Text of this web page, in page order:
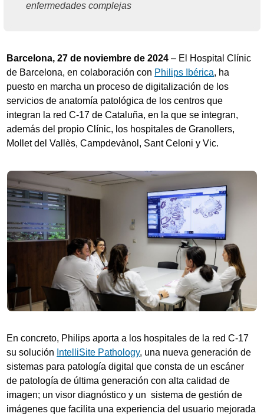
enfermedades complejas
Barcelona, 27 de noviembre de 2024 – El Hospital Clínic
de Barcelona, en colaboración con Philips Ibérica, ha
puesto en marcha un proceso de digitalización de los
servicios de anatomía patológica de los centros que
integran la red C-17 de Cataluña, en la que se integran,
además del propio Clínic, los hospitales de Granollers,
Mollet del Vallès, Campdevànol, Sant Celoni y Vic.
En concreto, Philips aporta a los hospitales de la red C-17
su solución IntelliSite Pathology, una nueva generación de
sistemas para patología digital que consta de un escáner
de patología de última generación con alta calidad de
imagen; un visor diagnóstico y un sistema de gestión de
imágenes que facilita una experiencia del usuario mejorada